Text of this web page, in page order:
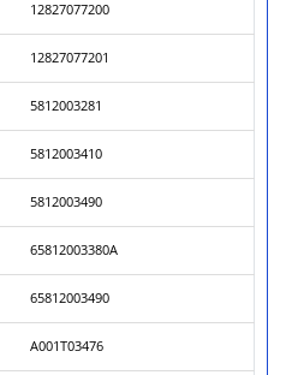
12827077200
12827077201
5812003281
5812003410
5812003490
65812003380A
65812003490
A001T03476